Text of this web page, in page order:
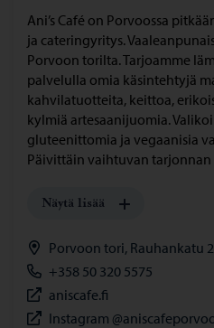
Ani’s Café on Porvoossa
ja cateringyritys.
Porvoon torilta. Tarjoamme
palvelulla omia käsintehtyjä
kahvilatuotteita, keittoa,
kylmiä artesaanijuomia.
gluteenittomia ja vegaanisia
Päivittäin vaihtuvan
Näytä lisää
Porvoon tori, Rauhankatu
+358 50 320 5575
aniscafe.fi
Instagram